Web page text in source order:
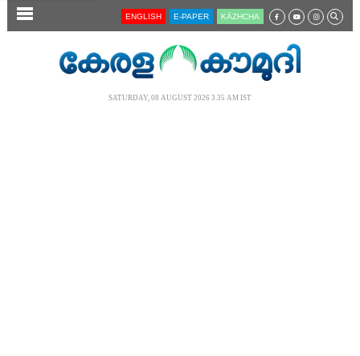
SECTIONS ENGLISH E-PAPER KĀZHCHA
SATURDAY, 08 AUGUST 2026 3.35 AM IST